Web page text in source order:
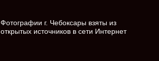
Фотографии г. Чебоксары взяты из
открытых источников в сети Интернет